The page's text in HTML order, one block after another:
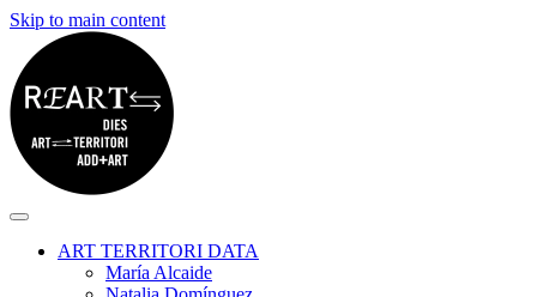
Skip to main content
ART TERRITORI DATA
María Alcaide